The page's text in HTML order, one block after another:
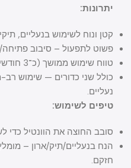
יתרונות:
קטן ונוח לשימוש בנעליים,
פשוט לתפעול – סיבוב
טווח שימוש ממושך (כ־3 חודשים).
כולל שני כדורים — שימוש
נעליים.
טיפים לשימוש:
סובב החוצה את הוונטיל כדי
הנח בנעליים/תיק/ארון –
חזקם.